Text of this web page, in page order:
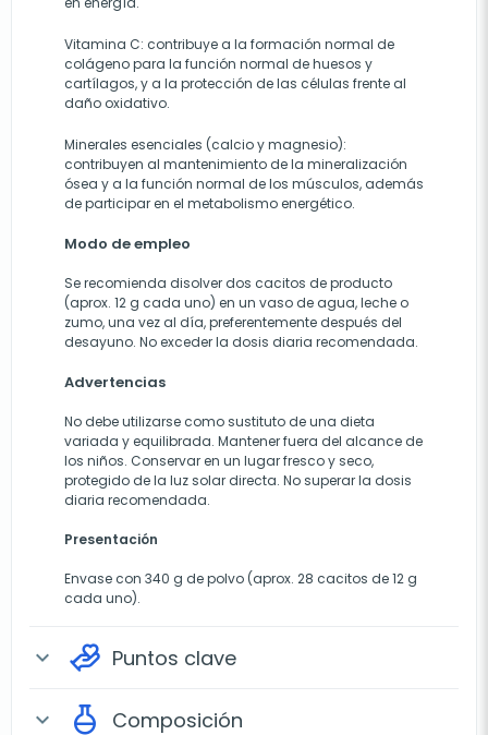
Vitamina C: contribuye a la formación normal de
colágeno para la función normal de huesos y
cartílagos, y a la protección de las células frente al
daño oxidativo.
Minerales esenciales (calcio y magnesio):
contribuyen al mantenimiento de la mineralización
ósea y a la función normal de los músculos, además
de participar en el metabolismo energético.
Modo de empleo
Se recomienda disolver dos cacitos de producto
(aprox. 12 g cada uno) en un vaso de agua, leche o
zumo, una vez al día, preferentemente después del
desayuno. No exceder la dosis diaria recomendada.
Advertencias
No debe utilizarse como sustituto de una dieta
variada y equilibrada. Mantener fuera del alcance de
los niños. Conservar en un lugar fresco y seco,
protegido de la luz solar directa. No superar la dosis
diaria recomendada.
Presentación
Envase con 340 g de polvo (aprox. 28 cacitos de 12 g
cada uno).
expand_more Puntos clave
expand_more Composición